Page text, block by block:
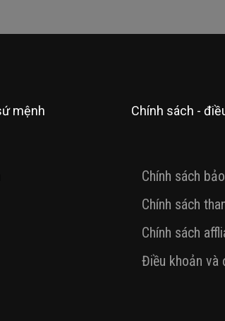
mệnh Chính sách -
Chính sách
Chính sách
Chính sách
Điều khoản và